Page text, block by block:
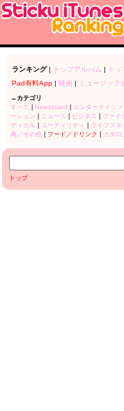
ランキング| トップアルバム | ト
Pad有料App| 映画| ミュージック
→カテゴリ
すべて
Newsstand エンターテインメ
ーション
ニュース ビジネス ファイ
ディカル| ユーティリティ ライフスタ
典／その他
フード／ドリンク カタロ
トップ